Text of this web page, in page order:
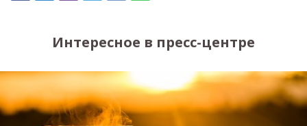
Интересное в пресс-центре